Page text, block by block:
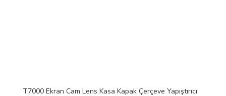
T7000 Ekran Cam Lens Kasa Kapak Çerçeve Yapıştırıcı